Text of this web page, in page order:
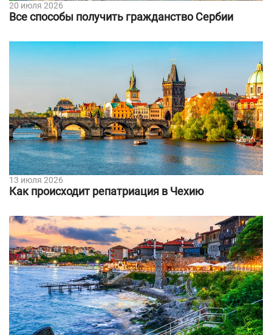
20 июля 2026
Все способы получить гражданство Сербии
13 июля 2026
Как происходит репатриация в Чехию